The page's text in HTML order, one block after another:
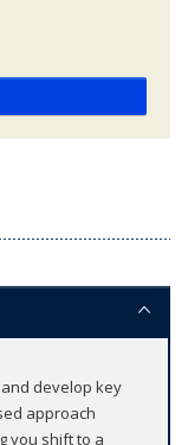
develop key
approach
you shift to a